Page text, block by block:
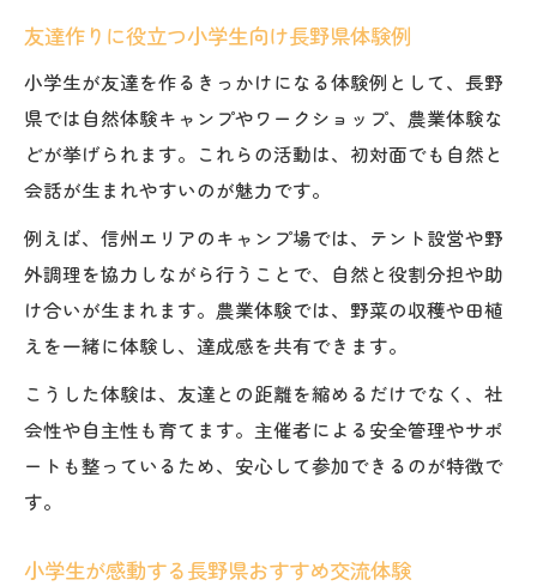
友達作りに役立つ小学生向け長野県体験例
小学生が友達を作るきっかけになる体験例として、長野
県では自然体験キャンプやワークショップ、農業体験な
どが挙げられます。これらの活動は、初対面でも自然と
会話が生まれやすいのが魅力です。
例えば、信州エリアのキャンプ場では、テント設営や野
外調理を協力しながら行うことで、自然と役割分担や助
け合いが生まれます。農業体験では、野菜の収穫や田植
えを一緒に体験し、達成感を共有できます。
こうした体験は、友達との距離を縮めるだけでなく、社
会性や自主性も育てます。主催者による安全管理やサポ
ートも整っているため、安心して参加できるのが特徴で
す。
小学生が感動する長野県おすすめ交流体験